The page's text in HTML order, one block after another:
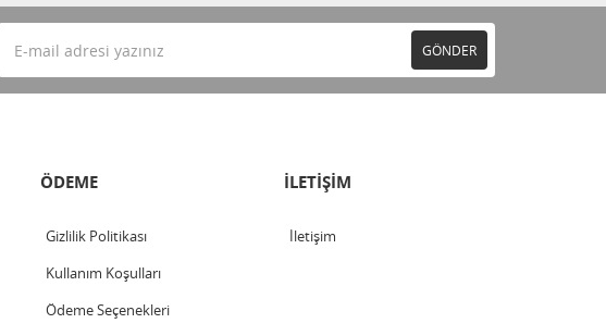
GÖNDER
ÖDEME
Gizlilik Politikası
Kullanım Koşulları
Ödeme Seçenekleri
İLETİŞİM
İletişim